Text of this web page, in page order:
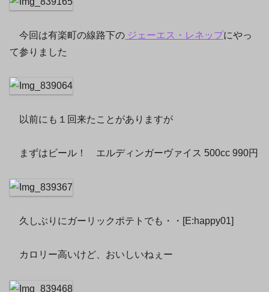
今回は有楽町の線路下の ジェーエス・レネップにやっ
て参りました
以前にも１回来たことがありますが
まずはビール！ エルディンガーヴァイス 500cc 990円
久しぶりにガーリックポテトでも・・[E:happy01]
カロリー高いけど、おいしいねぇー